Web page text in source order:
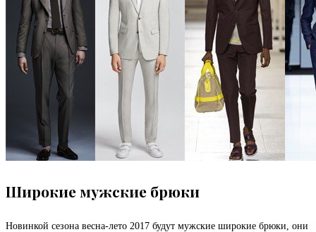
Широкие мужские брюки
Новинкой сезона весна-лето 2017 будут мужские широкие брюки, они